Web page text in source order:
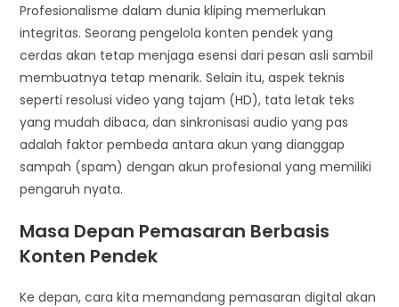
Profesionalisme dalam dunia kliping memerlukan
integritas. Seorang pengelola konten pendek yang
cerdas akan tetap menjaga esensi dari pesan asli sambil
membuatnya tetap menarik. Selain itu, aspek teknis
seperti resolusi video yang tajam (HD), tata letak teks
yang mudah dibaca, dan sinkronisasi audio yang pas
adalah faktor pembeda antara akun yang dianggap
sampah (spam) dengan akun profesional yang memiliki
pengaruh nyata.
Masa Depan Pemasaran Berbasis
Konten Pendek
Ke depan, cara kita memandang pemasaran digital akan